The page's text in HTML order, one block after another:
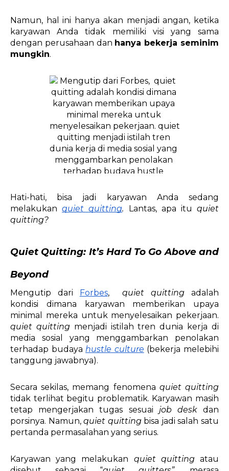
Namun, hal ini hanya akan menjadi angan, ketika
karyawan Anda tidak memiliki visi yang sama
dengan perusahaan dan hanya bekerja seminim
mungkin.
Hati-hati, bisa jadi karyawan Anda sedang
melakukan quiet quitting. Lantas, apa itu quiet
quitting?
Quiet Quitting: It’s Hard To Go Above and
Beyond
Mengutip dari Forbes, quiet quitting adalah
kondisi dimana karyawan memberikan upaya
quiet quitting menjadi istilah tren dunia kerja di
media sosial yang menggambarkan penolakan
terhadap budaya hustle culture (bekerja melebihi
tanggung jawabnya).
Secara sekilas, memang fenomena
tidak terlihat begitu problematik. Karyawan masih
tetap mengerjakan tugas sesuai job desk dan
porsinya. Namun, quiet quitting bisa jadi salah satu
pertanda permasalahan yang serius.
Karyawan yang melakukan quiet quitting atau